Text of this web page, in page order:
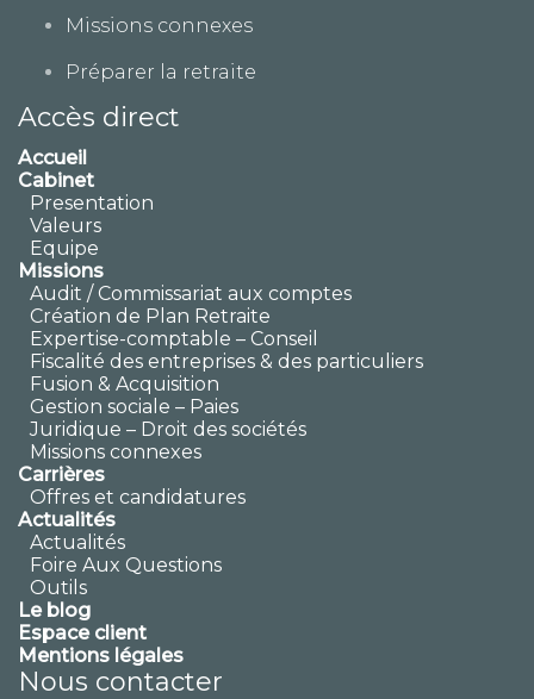
Missions connexes
Préparer la retraite
Accès direct
Accueil
Cabinet
Presentation
Valeurs
Equipe
Missions
Audit / Commissariat aux comptes
Création de Plan Retraite
Expertise-comptable – Conseil
Fiscalité des entreprises & des particuliers
Fusion & Acquisition
Gestion sociale – Paies
Juridique – Droit des sociétés
Missions connexes
Carrières
Offres et candidatures
Actualités
Actualités
Foire Aux Questions
Outils
Le blog
Espace client
Mentions légales
Nous contacter